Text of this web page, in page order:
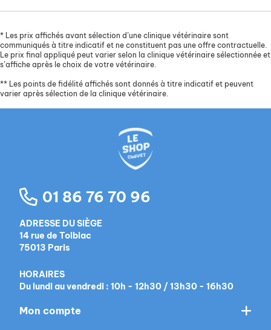
* Les prix affichés avant sélection d’une clinique vétérinaire sont
communiqués à titre indicatif et ne constituent pas une offre contractuelle.
Le prix final appliqué peut varier selon la clinique vétérinaire sélectionnée et
s’affiche après le choix de votre vétérinaire.
** Les points de fidélité affichés sont donnés à titre indicatif et peuvent
varier après sélection de la clinique vétérinaire.
01 86 76 70 96
ADRESSE DU SIÈGE
14 rue de Tolbiac
75013 Paris
HORAIRES
Du lundi au vendredi : 10h - 12h30 / 13h30 - 16h30
Mon compte